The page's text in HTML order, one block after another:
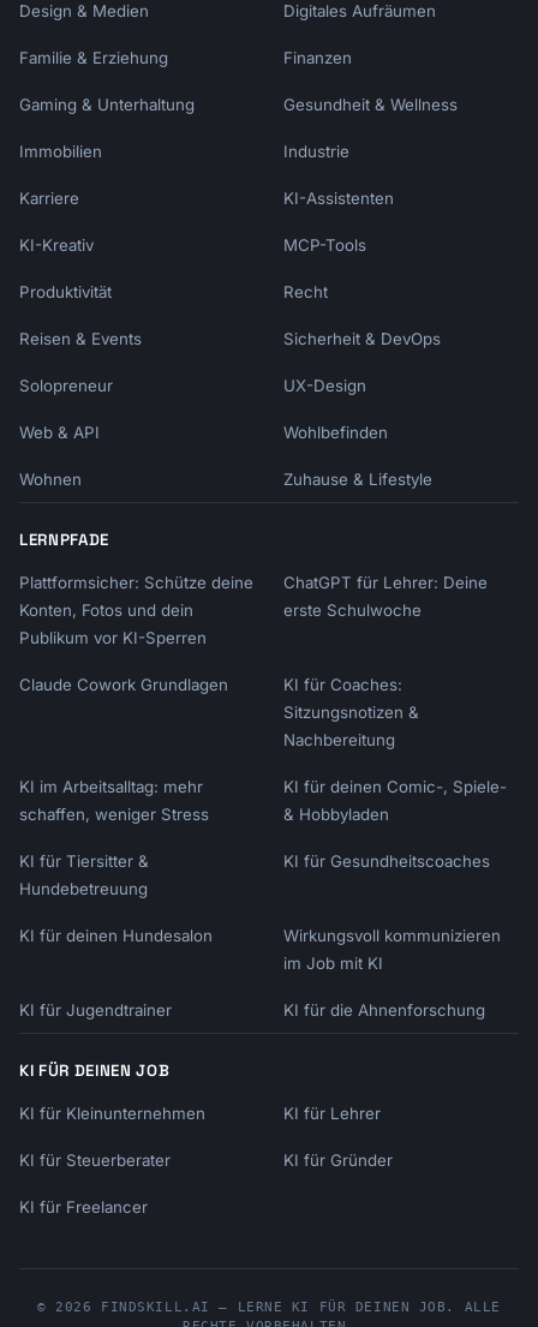
Design & Medien Digitales Aufräumen
Familie & Erziehung Finanzen
Gaming & Unterhaltung Gesundheit & Wellness
Immobilien Industrie
Karriere KI-Assistenten
KI-Kreativ MCP-Tools
Produktivität Recht
Reisen & Events Sicherheit & DevOps
Solopreneur UX-Design
Web & API Wohlbefinden
Wohnen Zuhause & Lifestyle
LERNPFADE
Plattformsicher: Schütze deine
Konten, Fotos und dein
Publikum vor KI-Sperren
ChatGPT für Lehrer: Deine
erste Schulwoche
Claude Cowork Grundlagen
KI für Coaches:
Sitzungsnotizen &
Nachbereitung
KI im Arbeitsalltag: mehr
schaffen, weniger Stress
KI für deinen Comic-, Spiele-
& Hobbyladen
KI für Tiersitter &
Hundebetreuung
KI für Gesundheitscoaches
KI für deinen Hundesalon
Wirkungsvoll kommunizieren
im Job mit KI
KI für Jugendtrainer KI für die Ahnenforschung
KI FÜR DEINEN JOB
KI für Kleinunternehmen KI für Lehrer
KI für Steuerberater KI für Gründer
KI für Freelancer
© 2026 FINDSKILL.AI — LERNE KI FÜR DEINEN JOB. ALLE